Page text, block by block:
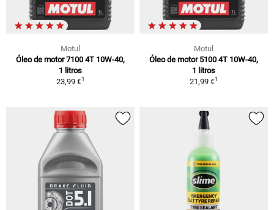
Motul
Óleo de motor 7100 4T 10W-40,
1 litros
23,99 €1
Motul
Óleo de motor 5100 4T 10W-40,
1 litros
21,99 €1